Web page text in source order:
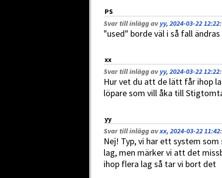
PS
Svar till inlägg avyy, 2024-03-22 12:22:
"used" borde väl i så fall
xx
Svar till inlägg avyy, 2024-03-22 12:22:
Hur vet du att de lätt får ihop
löpare som vill åka till
yy
Svar till inlägg avxx, 2024-03-22 11:42:
Nej! Typ, vi har ett system
lag, men märker vi att det
ihop flera lag så tar vi bort det